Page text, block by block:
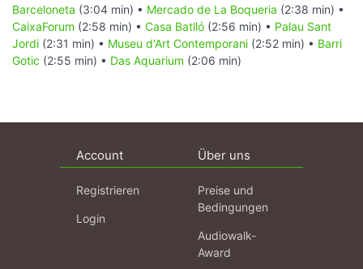
Barceloneta (3:04 min) • Mercado de La Boqueria (2:38 min) •
CaixaForum (2:58 min) • Casa Batlló (2:56 min) • Palau Sant
Jordi (2:31 min) • Museu d'Art Contemporani (2:52 min) • Barri
Gotic (2:55 min) • Das Aquarium (2:06 min)
Account
Registrieren
Login
Über uns
Preise und
Bedingungen
Audiowalk-
Award